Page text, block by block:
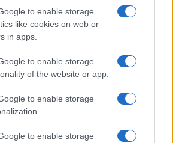
to enable storage
like cookies on web or
in apps.
to enable storage
of the website or app.
to enable storage
to enable storage
deposito con bombole, intervento dei
fuoco a Rudalza
distrutto dalle fiamme a La
incendio a Monti d’à rena